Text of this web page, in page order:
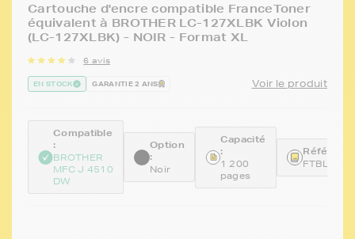
Cartouche d'encre compatible FranceToner
équivalent à BROTHER LC-127XLBK Violon
(LC-127XLBK) - NOIR - Format XL
6 avis
EN STOCK GARANTIE 2 ANS Voir le produit
Compatible
:
BROTHER
MFC J 4510
DW
Option
:
Noir
Capacité
:
1 200
pages